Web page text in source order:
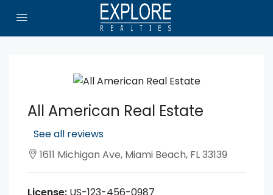
All American Real Estate
See all reviews
1611 Michigan Ave, Miami Beach, FL 33139